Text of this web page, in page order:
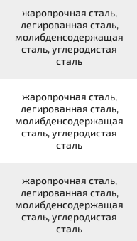
жаропрочная сталь,
легированная сталь,
молибденсодержащая
сталь, углеродистая
сталь
жаропрочная сталь,
легированная сталь,
молибденсодержащая
сталь, углеродистая
сталь
жаропрочная сталь,
легированная сталь,
молибденсодержащая
сталь, углеродистая
сталь